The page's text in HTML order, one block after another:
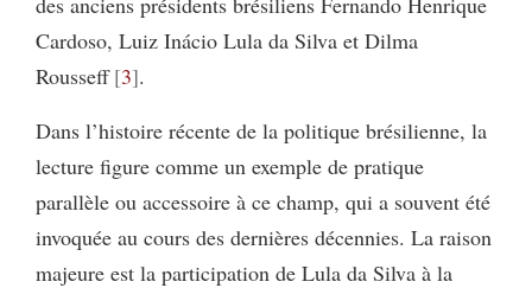
Cardoso, Luiz Inácio Lula da Silva et Dilma
Rousseff 3 .
Dans l’histoire récente de la politique brésilienne, la
lecture figure comme un exemple de pratique
parallèle ou accessoire à ce champ, qui a souvent été
invoquée au cours des dernières décennies. La raison
majeure est la participation de Lula da Silva à la